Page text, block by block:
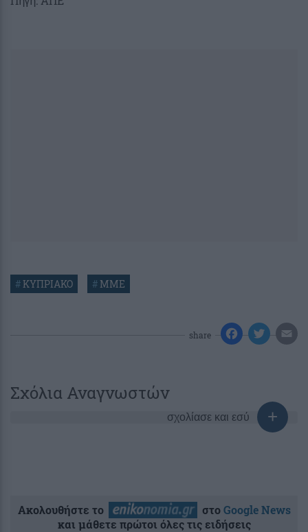
#ΚΥΠΡΙΑΚΟ # ΜΜΕ
share
Σχόλια Αναγνωστών
σχολίασε και εσύ
Ακολουθήστε το στοGoogle News
και μάθετε πρώτοι όλες τις ειδήσεις